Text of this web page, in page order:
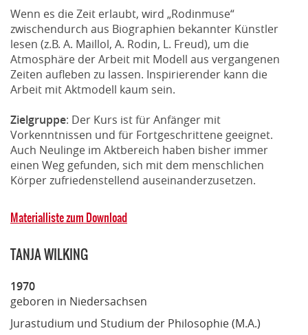
Wenn es die Zeit erlaubt, wird „Rodinmuse“
zwischendurch aus Biographien bekannter Künstler
lesen (z.B. A. Maillol, A. Rodin, L. Freud), um die
Atmosphäre der Arbeit mit Modell aus vergangenen
Zeiten aufleben zu lassen. Inspirierender kann die
Arbeit mit Aktmodell kaum sein.
Zielgruppe: Der Kurs ist für Anfänger mit
Vorkenntnissen und für Fortgeschrittene geeignet.
Auch Neulinge im Aktbereich haben bisher immer
einen Weg gefunden, sich mit dem menschlichen
Körper zufriedenstellend auseinanderzusetzen.
Materialliste zum Download
TANJA WILKING
1970
geboren in Niedersachsen
Jurastudium und Studium der Philosophie (M.A.)